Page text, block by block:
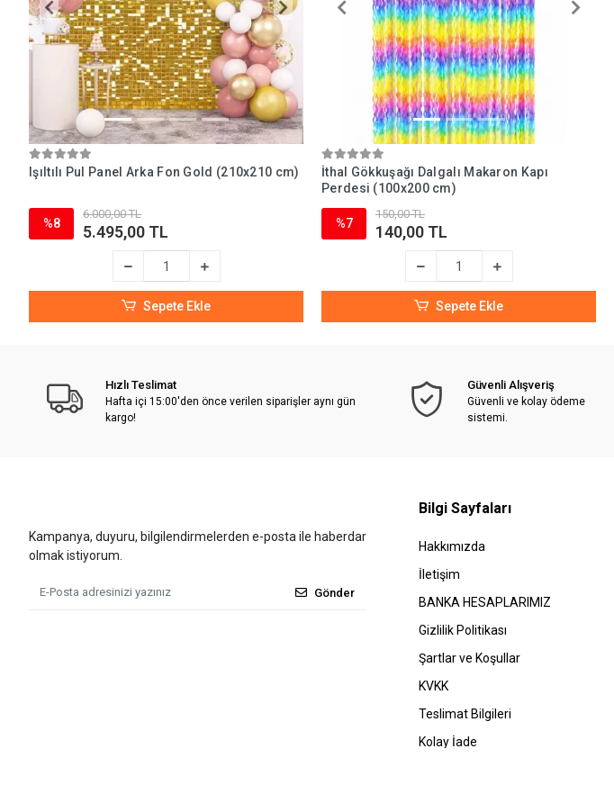
Işıltılı Pul Panel Arka Fon Gold (210x210 cm)
%8
6.000,00 TL
5.495,00 TL
Sepete Ekle
İthal Gökkuşağı Dalgalı Makaron Kapı
Perdesi (100x200 cm)
%7
150,00 TL
140,00 TL
Sepete Ekle
Hızlı Teslimat
Hafta içi 15:00'den önce verilen siparişler aynı gün
kargo!
Güvenli Alışveriş
Güvenli ve kolay ödeme
sistemi.
Kampanya, duyuru, bilgilendirmelerden e-posta ile haberdar
olmak istiyorum.
Gönder
Bilgi Sayfaları
Hakkımızda
İletişim
BANKA HESAPLARIMIZ
Gizlilik Politikası
Şartlar ve Koşullar
KVKK
Teslimat Bilgileri
Kolay İade